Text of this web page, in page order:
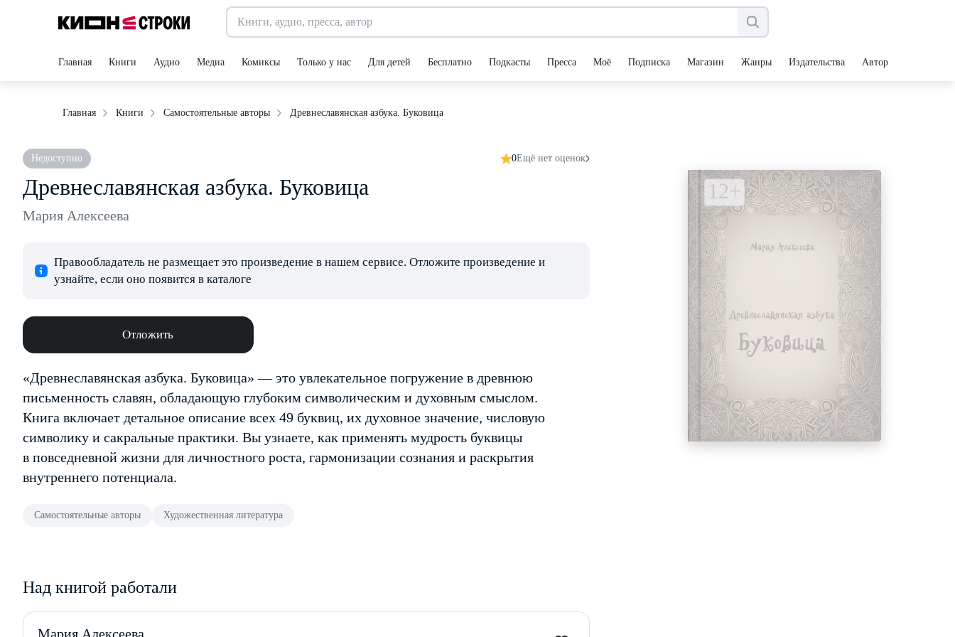
Главная Книги Аудио Медиа Комиксы Только у нас Для детей Бесплатно Подкасты Пресса Моё Подписка Магазин Жанры Издательства Авторы
Главная Книги Самостоятельные авторы Древнеславянская азбука. Буковица
Недоступно 0Ещё нет оценок
Древнеславянская азбука. Буковица
Мария Алексеева
Правообладатель не размещает это произведение в нашем сервисе. Отложите произведение и
узнайте, если оно появится в каталоге
Отложить
«Древнеславянская азбука. Буковица» — это увлекательное погружение в древнюю
письменность славян, обладающую глубоким символическим и духовным смыслом.
Книга включает детальное описание всех 49 буквиц, их духовное значение, числовую
символику и сакральные практики. Вы узнаете, как применять мудрость буквицы
в повседневной жизни для личностного роста, гармонизации сознания и раскрытия
внутреннего потенциала.
Самостоятельные авторы Художественная литература
Над книгой работали
Мария Алексеева